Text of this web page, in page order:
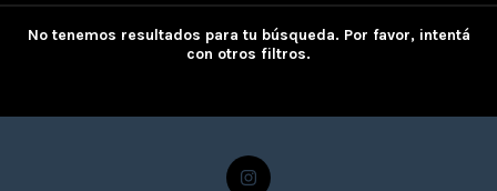
No tenemos resultados para tu búsqueda. Por favor, intentá
con otros filtros.